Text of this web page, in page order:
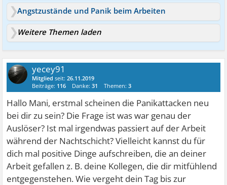
Angstzustände und Panik beim Arbeiten
Weitere Themen laden
yecey91
Mitglied seit:26.11.2019
Beiträge: 116 Danke:31 Themen:3
Hallo Mani, erstmal scheinen die Panikattacken neu
bei dir zu sein? Die Frage ist was war genau der
Auslöser? Ist mal irgendwas passiert auf der Arbeit
während der Nachtschicht? Vielleicht kannst du für
dich mal positive Dinge aufschreiben, die an deiner
Arbeit gefallen z. B. deine Kollegen, die dir mitfühlend
entgegenstehen. Wie vergeht dein Tag bis zur